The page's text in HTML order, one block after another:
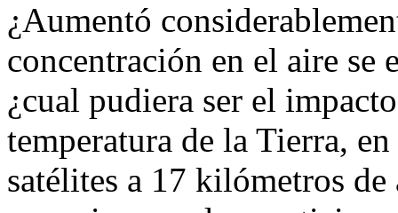
¿Aumentó
concentración en el aire se
¿cual pudiera ser el
temperatura de la Tierra,
satélites a 17 kilómetros